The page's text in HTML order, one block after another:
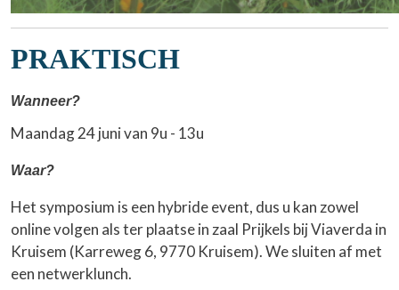
PRAKTISCH
Wanneer?
Maandag 24 juni van 9u - 13u
Waar?
Het symposium is een hybride event, dus u kan zowel
online volgen als ter plaatse in zaal Prijkels bij Viaverda in
Kruisem (Karreweg 6, 9770 Kruisem). We sluiten af met
een netwerklunch.